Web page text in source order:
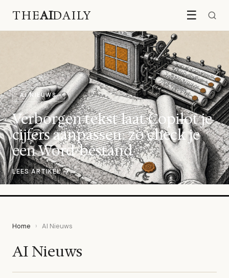
THEAIDAILY ☰
AI NIEUWS
Verborgen tekst laat Copilot je
cijfers aanpassen: zo check je
een Word-bestand
LEES ARTIKEL →
Home › AI Nieuws
AI Nieuws